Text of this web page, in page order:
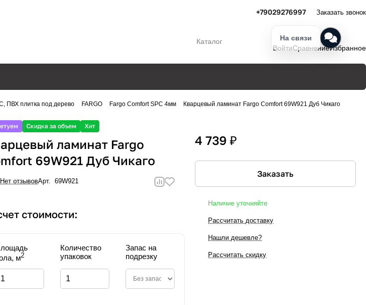
+79029276997 Заказать звонок
Каталог
ВойтиСравнениеИзбранное
ПВХ плитка под дерево FARGO Fargo Comfort SPC 4мм Кварцевый ламинат Fargo Comfort 69W921 Дуб Чикаго
Скидка за объем Хит
ламинат Fargo
69W921 Дуб Чикаго
Нет отзывовАрт. 69W921
стоимости:
м2
Количество
упаковок
Запас на
подрезку
4 739 ₽
Заказать
Наличие уточняйте
Рассчитать доставку
Нашли дешевле?
Рассчитать скидку
На связи